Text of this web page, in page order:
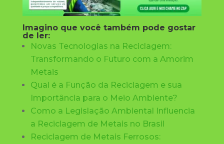
Imagino que você também pode gostar
de ler:
Novas Tecnologias na Reciclagem:
Transformando o Futuro com a Amorim
Metais
Qual é a Função da Reciclagem e sua
Importância para o Meio Ambiente?
Como a Legislação Ambiental Influencia
a Reciclagem de Metais no Brasil
Reciclagem de Metais Ferrosos: